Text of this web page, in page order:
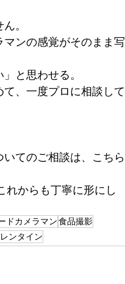
。
ンの感覚がそのまま写
と思わせる。
、一度プロに相談して
てのご相談は、こちら
れからも丁寧に形にし
ドカメラマン食品撮影
ンタイン